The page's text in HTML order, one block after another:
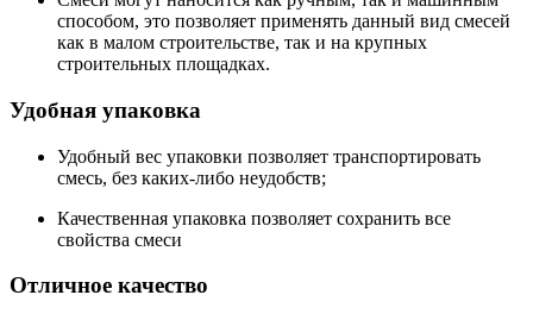
способом, это позволяет применять данный вид смесей
как в малом строительстве, так и на крупных
строительных площадках.
Удобная упаковка
Удобный вес упаковки позволяет транспортировать
смесь, без каких-либо неудобств;
Качественная упаковка позволяет сохранить все
свойства смеси
Отличное качество